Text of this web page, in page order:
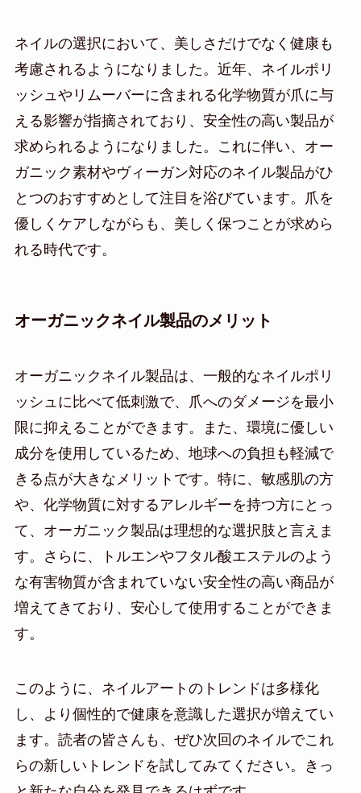
ネイルの選択において、美しさだけでなく健康も
考慮されるようになりました。近年、ネイルポリ
ッシュやリムーバーに含まれる化学物質が爪に与
える影響が指摘されており、安全性の高い製品が
求められるようになりました。これに伴い、オー
ガニック素材やヴィーガン対応のネイル製品がひ
とつのおすすめとして注目を浴びています。爪を
優しくケアしながらも、美しく保つことが求めら
れる時代です。
オーガニックネイル製品のメリット
オーガニックネイル製品は、一般的なネイルポリ
ッシュに比べて低刺激で、爪へのダメージを最小
限に抑えることができます。また、環境に優しい
成分を使用しているため、地球への負担も軽減で
きる点が大きなメリットです。特に、敏感肌の方
や、化学物質に対するアレルギーを持つ方にとっ
て、オーガニック製品は理想的な選択肢と言えま
す。さらに、トルエンやフタル酸エステルのよう
な有害物質が含まれていない安全性の高い商品が
増えてきており、安心して使用することができま
す。
このように、ネイルアートのトレンドは多様化
し、より個性的で健康を意識した選択が増えてい
ます。読者の皆さんも、ぜひ次回のネイルでこれ
らの新しいトレンドを試してみてください。きっ